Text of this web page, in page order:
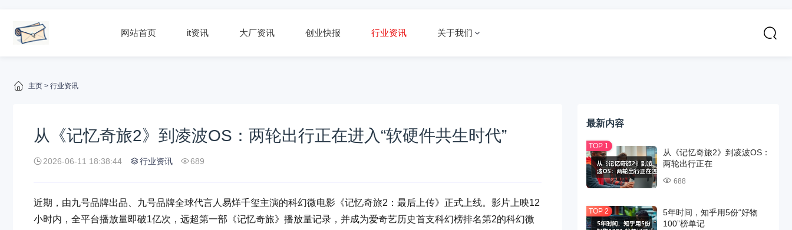
网站首页 it资讯 大厂资讯 创业快报 行业资讯 关于我们
主页 > 行业资讯
从《记忆奇旅2》到凌波OS：两轮出行正在进入“软硬件共生时代”
2026-06-11 18:38:44 行业资讯 689
近期，由九号品牌出品、九号品牌全球代言人易烊千玺主演的科幻微电影《记忆奇旅2：最后上传》正式上线。影片上映12
小时内，全平台播放量即破1亿次，远超第一部《记忆奇旅》播放量记录，并成为爱奇艺历史首支科幻榜排名第2的科幻微
最新内容
从《记忆奇旅2》到凌波OS：
两轮出行正在
688
5年时间，知乎用5份“好物
100”榜单记